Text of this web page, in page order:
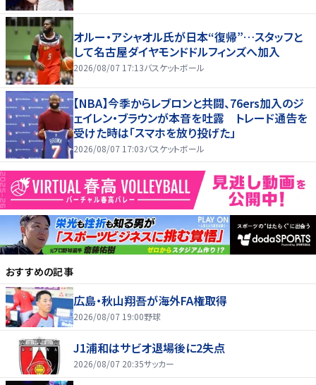
オルー・アシャオル氏が日本“復帰”…スタッフと
して名古屋ダイヤモンドドルフィンズへ加入
2026/08/07 17:13バスケットボール
【NBA】今季からレブロンと共闘、76ers加入のジ
ェイレン・ブラウンが本音を吐露 トレード通告を
受けた時は「スマホを放り投げた」
2026/08/07 17:03バスケットボール
おすすめの記事
広島・秋山翔吾が海外FA権取得
2026/08/07 19:00野球
J1浦和はサビオ退場後に2失点
2026/08/07 20:35サッカー